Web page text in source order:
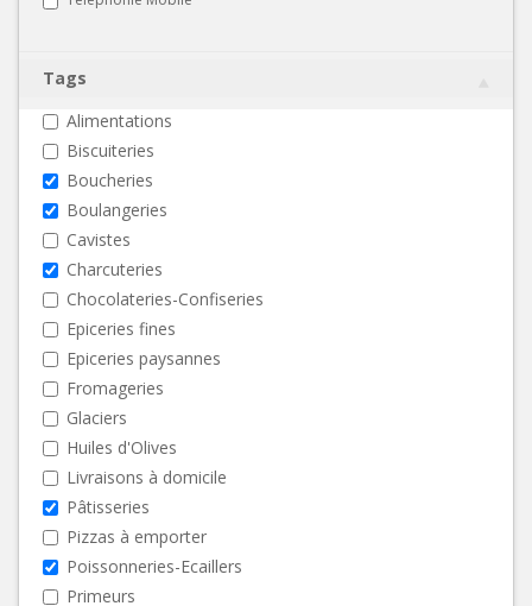
Tags
Alimentations
Biscuiteries
Boucheries
Boulangeries
Cavistes
Charcuteries
Chocolateries-Confiseries
Epiceries fines
Epiceries paysannes
Fromageries
Glaciers
Huiles d'Olives
Livraisons à domicile
Pâtisseries
Pizzas à emporter
Poissonneries-Ecaillers
Primeurs